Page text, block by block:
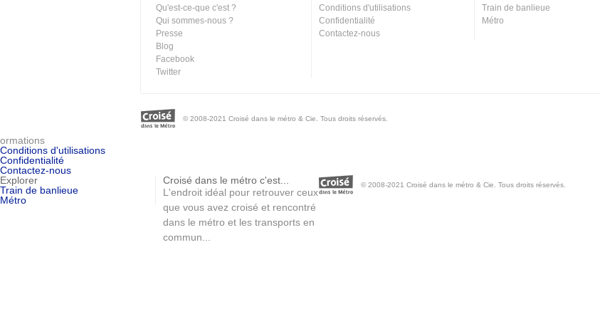
Qu'est-ce-que c'est ?
Qui sommes-nous ?
Presse
Blog
Facebook
Twitter
Conditions d'utilisations
Confidentialité
Contactez-nous
Train de banlieue
Métro
© 2008-2021 Croisé dans le métro & Cie. Tous droits réservés.
ormations
Conditions d'utilisations
Confidentialité
Contactez-nous
Explorer
Train de banlieue
Métro
Croisé dans le métro c'est...
L'endroit idéal pour retrouver ceux
que vous avez croisé et rencontré
dans le métro et les transports en
commun...
© 2008-2021 Croisé dans le métro & Cie. Tous droits réservés.